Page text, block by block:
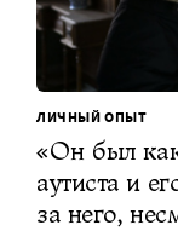
ЛИЧНЫЙ ОПЫТ
«Он был
аутиста и
за него,